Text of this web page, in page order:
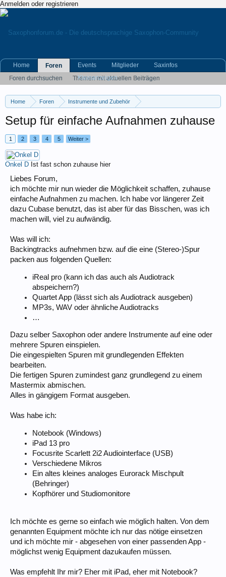
Anmelden oder registrieren
Home Foren
Instrumente und Zubehör
Setup für einfache Aufnahmen zuhause
1 2 3 4 5 Weiter >
Onkel D Ist fast schon zuhause hier
Liebes Forum,
ich möchte mir nun wieder die Möglichkeit schaffen, zuhause
einfache Aufnahmen zu machen. Ich habe vor längerer Zeit
dazu Cubase benutzt, das ist aber für das Bisschen, was ich
machen will, viel zu aufwändig.
Was will ich:
Backingtracks aufnehmen bzw. auf die eine (Stereo-)Spur
packen aus folgenden Quellen:
iReal pro (kann ich das auch als Audiotrack
abspeichern?)
Quartet App (lässt sich als Audiotrack ausgeben)
MP3s, WAV oder ähnliche Audiotracks
…
Dazu selber Saxophon oder andere Instrumente auf eine oder
mehrere Spuren einspielen.
Die eingespielten Spuren mit grundlegenden Effekten
bearbeiten.
Die fertigen Spuren zumindest ganz grundlegend zu einem
Mastermix abmischen.
Alles in gängigem Format ausgeben.
Was habe ich:
Notebook (Windows)
iPad 13 pro
Focusrite Scarlett 2i2 Audiointerface (USB)
Verschiedene Mikros
Ein altes kleines analoges Eurorack Mischpult
(Behringer)
Kopfhörer und Studiomonitore
Ich möchte es gerne so einfach wie möglich halten. Von dem
genannten Equipment möchte ich nur das nötige einsetzen
und ich möchte mir - abgesehen von einer passenden App -
möglichst wenig Equipment dazukaufen müssen.
Was empfehlt Ihr mir? Eher mit iPad, eher mit Notebook?
Home
Foren
Foren durchsuchen
Themen mit aktuellen Beiträgen
Events Mitglieder
Saxinfos
Kleinanzeigen